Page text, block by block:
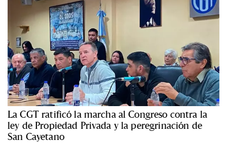
La CGT ratificó la marcha al Congreso contra la
ley de Propiedad Privada y la peregrinación de
San Cayetano